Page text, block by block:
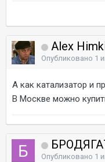
Alex
Опубликовано 1
А как катализатор и
В Москве можно
Опубликовано 1